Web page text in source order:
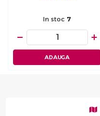
In stoc 7
− +
ADAUGA